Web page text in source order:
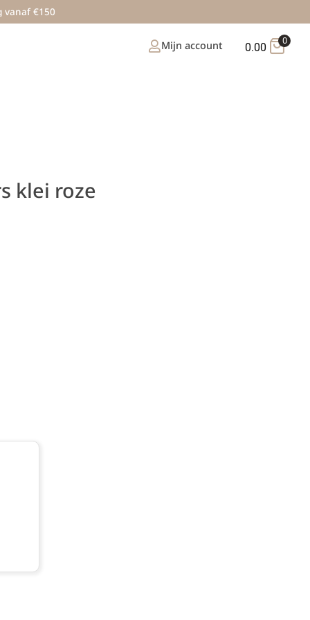
vanaf €150
Mijn account 0.00
0
klei roze